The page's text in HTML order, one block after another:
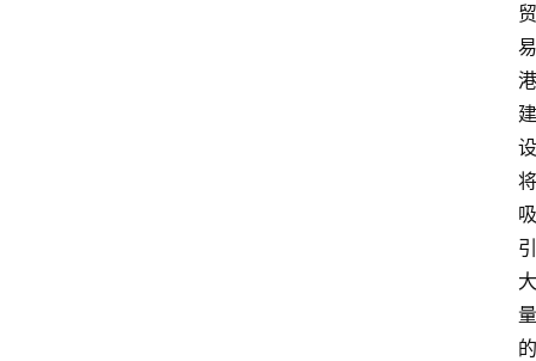
贸
易
港
建
设
将
吸
引
大
量
的